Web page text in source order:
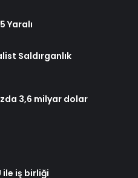
Yaralı
Saldırganlık
3,6 milyar dolar
ile iş birliği